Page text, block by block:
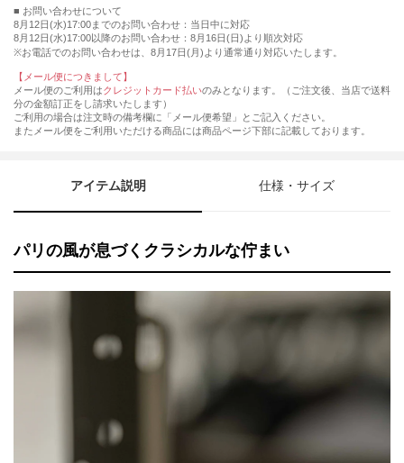
■ お問い合わせについて
8月12日(水)17:00までのお問い合わせ：当日中に対応
8月12日(水)17:00以降のお問い合わせ：8月16日(日)より順次対応
※お電話でのお問い合わせは、8月17日(月)より通常通り対応いたします。
【メール便につきまして】
メール便のご利用はクレジットカード払いのみとなります。（ご注文後、当店で送料
分の金額訂正をし請求いたします）
ご利用の場合は注文時の備考欄に「メール便希望」とご記入ください。
またメール便をご利用いただける商品には商品ページ下部に記載しております。
アイテム説明 仕様・サイズ
パリの風が息づくクラシカルな佇まい